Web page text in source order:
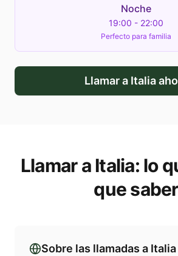
Noche
19:00 - 22:00
Perfecto para familia
Llamar a Italia
Llamar aItalia: lo
que saber
Sobre las llamadas a Italia